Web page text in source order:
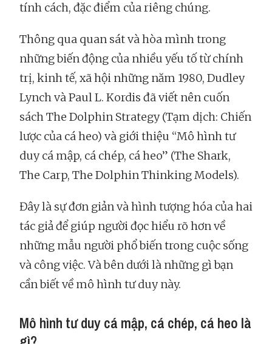
tính cách, đặc điểm của riêng chúng.
Thông qua quan sát và hòa mình trong
những biến động của nhiều yếu tố từ chính
trị, kinh tế, xã hội những năm 1980, Dudley
Lynch và Paul L. Kordis đã viết nên cuốn
sách The Dolphin Strategy (Tạm dịch: Chiến
lược của cá heo) và giới thiệu “Mô hình tư
duy cá mập, cá chép, cá heo” (The Shark,
The Carp, The Dolphin Thinking Models).
Đây là sự đơn giản và hình tượng hóa của hai
tác giả để giúp người đọc hiểu rõ hơn về
những mẫu người phổ biến trong cuộc sống
và công việc. Và bên dưới là những gì bạn
cần biết về mô hình tư duy này.
Mô hình tư duy cá mập, cá chép, cá heo là